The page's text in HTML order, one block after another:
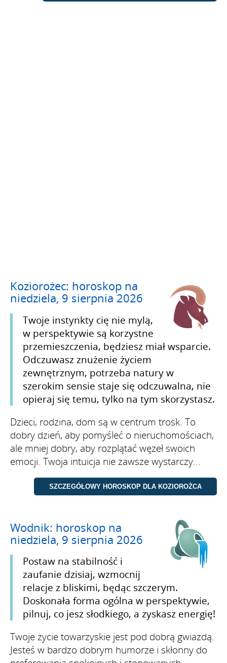
Koziorożec: horoskop na
niedziela, 9 sierpnia 2026
Twoje instynkty cię nie mylą,
w perspektywie są korzystne
przemieszczenia, będziesz miał wsparcie.
Odczuwasz znużenie życiem
zewnętrznym, potrzeba natury w
szerokim sensie staje się odczuwalna, nie
opieraj się temu, tylko na tym skorzystasz.
Dzieci, rodzina, dom są w centrum trosk. To
dobry dzień, aby pomyśleć o nieruchomościach,
ale mniej dobry, aby rozplątać węzeł swoich
emocji. Twoja intuicja nie zawsze wystarczy...
Wodnik: horoskop na
niedziela, 9 sierpnia 2026
Postaw na stabilność i
zaufanie dzisiaj, wzmocnij
relacje z bliskimi, będąc szczerym.
Doskonała forma ogólna w perspektywie,
pilnuj, co jesz słodkiego, a zyskasz energię!
Twoje życie towarzyskie jest pod dobrą gwiazdą.
Jesteś w bardzo dobrym humorze i skłonny do